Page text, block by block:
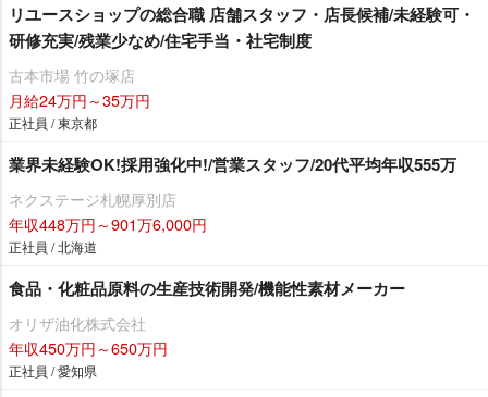
リユースショップの総合職 店舗スタッフ・店長候補/未経験可・
研修充実/残業少なめ/住宅手当・社宅制度
古本市場 竹の塚店
月給24万円～35万円
正社員 / 東京都
業界未経験OK!採用強化中!/営業スタッフ/20代平均年収555万
ネクステージ札幌厚別店
年収448万円～901万6,000円
正社員 / 北海道
食品・化粧品原料の生産技術開発/機能性素材メーカー
オリザ油化株式会社
年収450万円～650万円
正社員 / 愛知県